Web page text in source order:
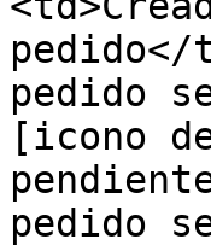
pedido
[icono
pedido